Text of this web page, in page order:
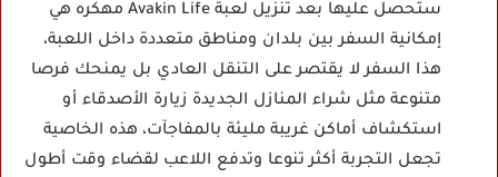
ستحصل عليها بعد تنزيل لعبة Avakin Life مهكره هي
إمكانية السفر بين بلدان ومناطق متعددة داخل اللعبة،
هذا السفر لا يقتصر على التنقل العادي بل يمنحك فرصا
متنوعة مثل شراء المنازل الجديدة زيارة الأصدقاء أو
استكشاف أماكن غريبة مليئة بالمفاجآت، هذه الخاصية
تجعل التجربة أكثر تنوعا وتدفع اللاعب لقضاء وقت أطول